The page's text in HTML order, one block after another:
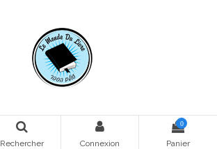
Rechercher Connexion
0
Panier